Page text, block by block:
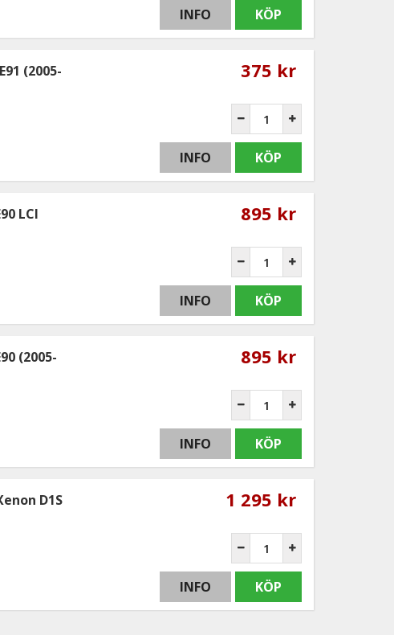
INFO KÖP
(2005-
375 kr
INFO KÖP
LCI
895 kr
INFO KÖP
(2005-
895 kr
INFO KÖP
D1S 1 295 kr
INFO KÖP